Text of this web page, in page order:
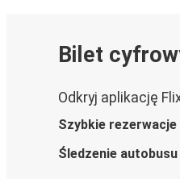
Bilet
Odkryj aplikację
Szybkie rezerwacje
Śledzenie autobusu